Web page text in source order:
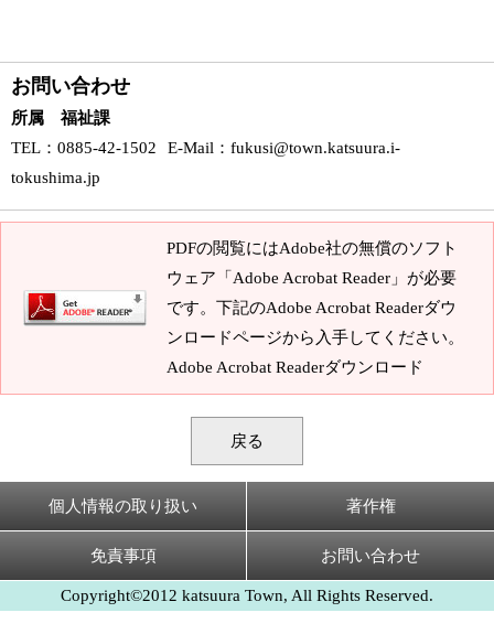
お問い合わせ
所属 福祉課
TEL ：0885-42-1502 E-Mail ： fukusi@town.katsuura.i-
tokushima.jp
PDFの閲覧にはAdobe社の無償のソフト
ウェア「Adobe Acrobat Reader」が必要
です。下記のAdobe Acrobat Readerダウ
ンロードページから入手してください。
Adobe Acrobat Readerダウンロード
戻る
個人情報の取り扱い 著作権
免責事項 お問い合わせ
Copyright©2012 katsuura Town, All Rights Reserved.